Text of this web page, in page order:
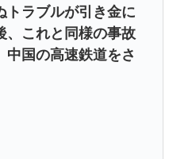
トラブルが引き金に
、これと同様の事故
中国の高速鉄道をさ